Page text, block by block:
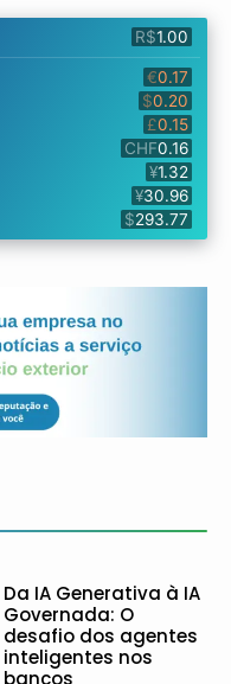
Da IA Generativa à IA
Governada: O
desafio dos agentes
inteligentes nos
bancos